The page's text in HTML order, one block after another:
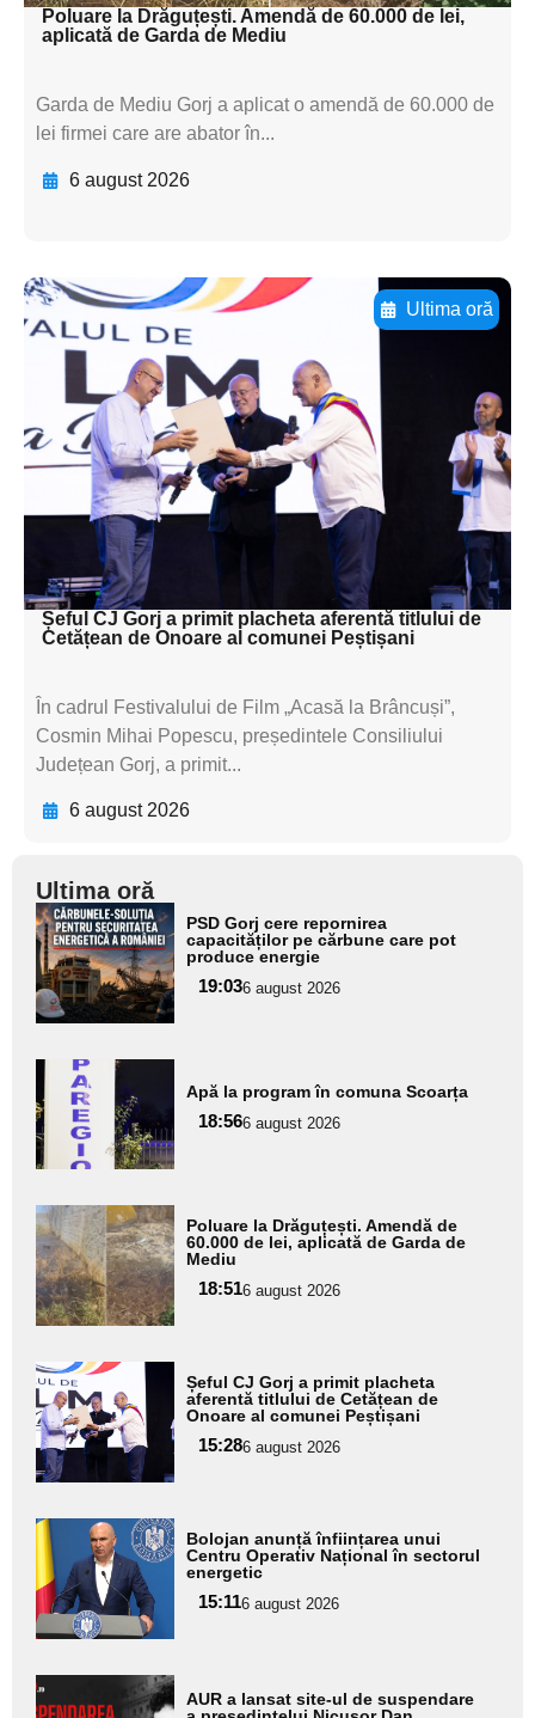
Poluare la Drăguțești. Amendă de 60.000 de lei,
aplicată de Garda de Mediu
Garda de Mediu Gorj a aplicat o amendă de 60.000 de
lei firmei care are abator în...
6 august 2026
Ultima oră
Adaugă aici textul pentru
subtitluAdaugă aici
textul pentru
subtitluAdaugă aici
textul pentru
subtitluAdaugă aici
textul pentru subti
Șeful CJ Gorj a primit placheta aferentă titlului de
Cetățean de Onoare al comunei Peștișani
În cadrul Festivalului de Film „Acasă la Brâncuși”,
Cosmin Mihai Popescu, președintele Consiliului
Județean Gorj, a primit...
6 august 2026
Ultima oră
Adaugă
aici textul
pentru
subtitlu
PSD Gorj cere repornirea
capacităților pe cărbune care pot
produce energie
19:036 august 2026
Adaugă
aici textul
pentru
subtitlu
Apă la program în comuna Scoarța
18:566 august 2026
Adaugă
aici textul
pentru
subtitlu
Poluare la Drăguțești. Amendă de
60.000 de lei, aplicată de Garda de
Mediu
18:516 august 2026
Adaugă
aici textul
pentru
subtitlu
Șeful CJ Gorj a primit placheta
aferentă titlului de Cetățean de
Onoare al comunei Peștișani
15:286 august 2026
Adaugă
aici textul
pentru
subtitlu
Bolojan anunță înființarea unui
Centru Operativ Național în sectorul
energetic
15:116 august 2026
Adaugă
AUR a lansat site-ul de suspendare